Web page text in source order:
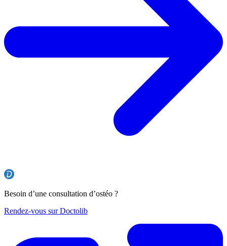
Besoin d’une consultation d’ostéo ?
Rendez-vous sur Doctolib